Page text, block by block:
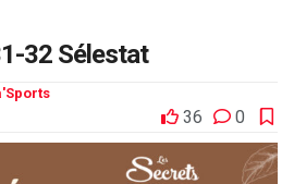
32 Sélestat
36 0